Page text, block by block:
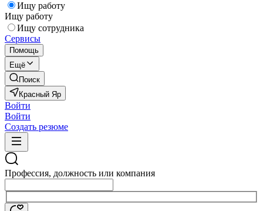
Ищу работу
Ищу работу
Ищу сотрудника
Сервисы
Помощь
Ещё
Поиск
Красный Яр
Войти
Войти
Создать резюме
Профессия, должность или компания